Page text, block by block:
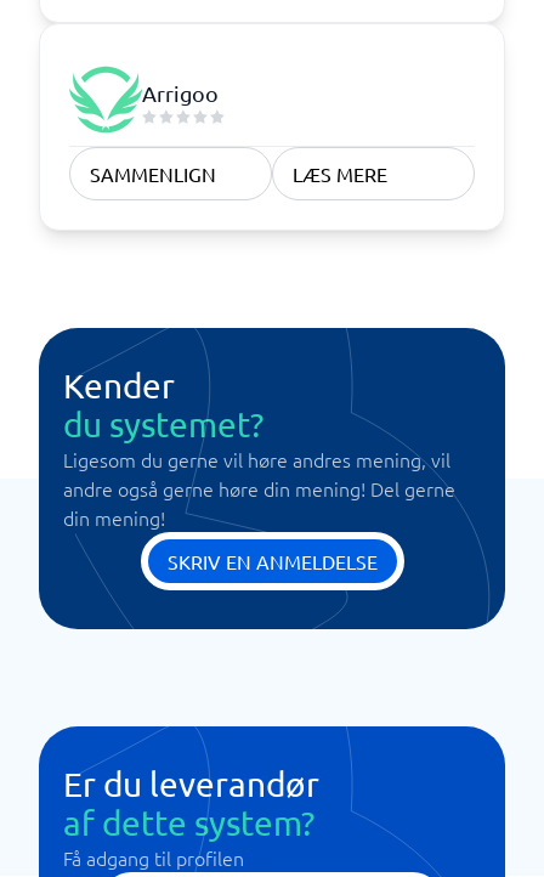
Arrigoo
SAMMENLIGN LÆS MERE
Kender
du systemet?
Ligesom du gerne vil høre andres mening, vil
andre også gerne høre din mening! Del gerne
din mening!
SKRIV EN ANMELDELSE
Er du leverandør
af dette system?
Få adgang til profilen